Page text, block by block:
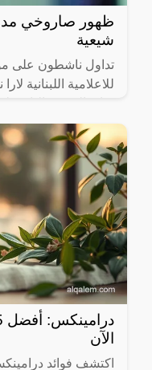
ظهور صاروخي
شيعية
تداول ناشطون على
للاعلامية اللبنانية
الآن
اكتشف فوائد